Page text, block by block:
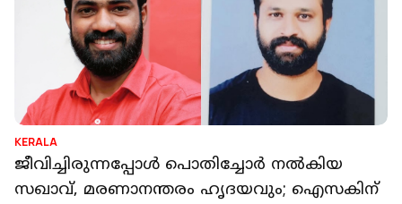
KERALA
ജീവിച്ചിരുന്നപ്പോള്‍ പൊതിച്ചോര്‍ നല്‍കിയ
സഖാവ്, മരണാനന്തരം ഹൃദയവും; ഐസകിന്